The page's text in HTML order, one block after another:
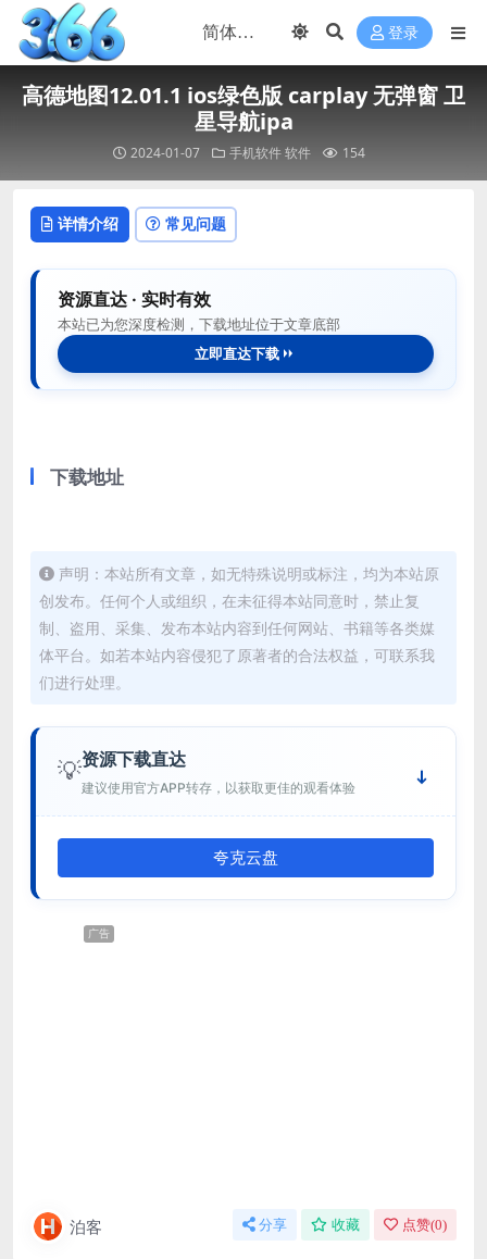
登录
高德地图12.01.1 ios绿色版 carplay 无弹窗 卫
星导航ipa
2024-01-07 手机软件软件 154
详情介绍 常见问题
资源直达 · 实时有效
本站已为您深度检测，下载地址位于文章底部
立即直达下载
下载地址
声明：本站所有文章，如无特殊说明或标注，均为本站原
创发布。任何个人或组织，在未征得本站同意时，禁止复
制、盗用、采集、发布本站内容到任何网站、书籍等各类媒
体平台。如若本站内容侵犯了原著者的合法权益，可联系我
们进行处理。
💡资源下载直达
建议使用官方APP转存，以获取更佳的观看体验
夸克云盘
广告
泊客 分享 收藏 点赞(0)